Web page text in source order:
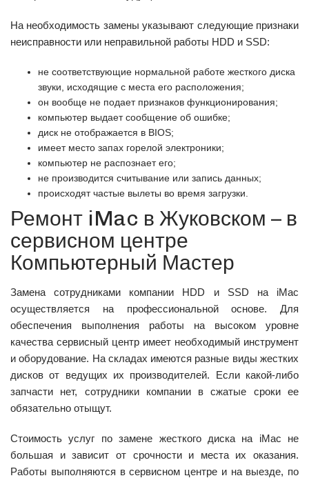
На необходимость замены указывают следующие признаки
неисправности или неправильной работы HDD и SSD:
не соответствующие нормальной работе жесткого диска
звуки, исходящие с места его расположения;
он вообще не подает признаков функционирования;
компьютер выдает сообщение об ошибке;
диск не отображается в BIOS;
имеет место запах горелой электроники;
компьютер не распознает его;
не производится считывание или запись данных;
происходят частые вылеты во время загрузки.
Ремонт iMac в Жуковском – в
сервисном центре
Компьютерный Мастер
Замена сотрудниками компании HDD и SSD на iMac
осуществляется на профессиональной основе. Для
обеспечения выполнения работы на высоком уровне
качества сервисный центр имеет необходимый инструмент
и оборудование. На складах имеются разные виды жестких
дисков от ведущих их производителей. Если какой-либо
запчасти нет, сотрудники компании в сжатые сроки ее
обязательно отыщут.
Стоимость услуг по замене жесткого диска на iMac не
большая и зависит от срочности и места их оказания.
Работы выполняются в сервисном центре и на выезде, по